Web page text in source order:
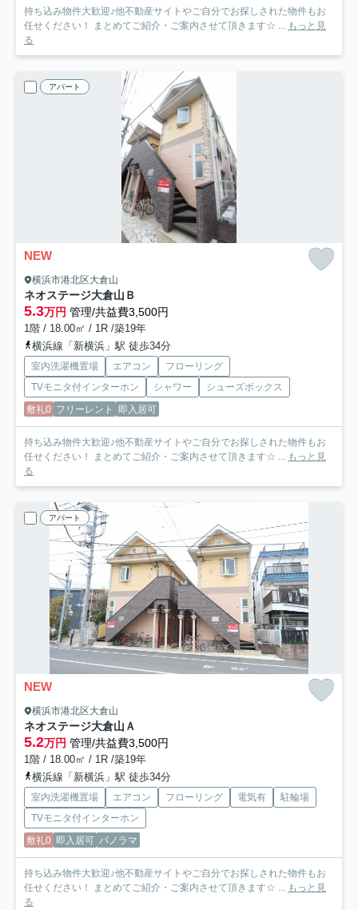
持ち込み物件大歓迎♪他不動産サイトやご自分でお探しされた物件もお
任せください！ まとめてご紹介・ご案内させて頂きます☆ ... もっと見
る
アパート
NEW
横浜市港北区大倉山
ネオステージ大倉山Ｂ
5.3万円 管理/共益費3,500円
1階 / 18.00㎡ / 1R /築19年
横浜線「新横浜」駅 徒歩34分
室内洗濯機置場 エアコン
フローリング
TVモニタ付インターホン
シャワー
シューズボックス
敷礼0 フリーレント 即入居可
持ち込み物件大歓迎♪他不動産サイトやご自分でお探しされた物件もお
任せください！ まとめてご紹介・ご案内させて頂きます☆ ... もっと見
る
アパート
NEW
横浜市港北区大倉山
ネオステージ大倉山Ａ
5.2万円 管理/共益費3,500円
1階 / 18.00㎡ / 1R /築19年
横浜線「新横浜」駅 徒歩34分
室内洗濯機置場 エアコン フローリング 電気有
駐輪場
TVモニタ付インターホン
敷礼0 即入居可 パノラマ
持ち込み物件大歓迎♪他不動産サイトやご自分でお探しされた物件もお
任せください！ まとめてご紹介・ご案内させて頂きます☆ ... もっと見
る